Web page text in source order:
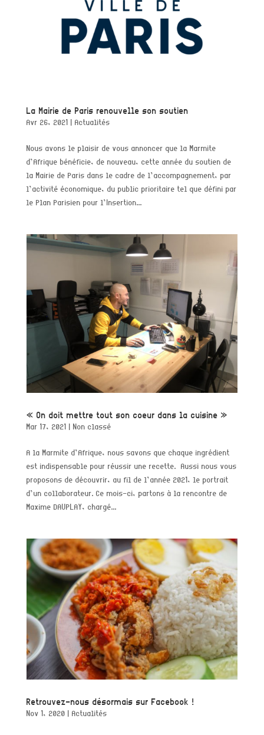
La Mairie de Paris renouvelle son soutien
Avr 26, 2021 | Actualités
Nous avons le plaisir de vous annoncer que la Marmite
d’Afrique bénéficie, de nouveau, cette année du soutien de
la Mairie de Paris dans le cadre de l’accompagnement, par
l’activité économique, du public prioritaire tel que défini par
le Plan Parisien pour l’Insertion...
« On doit mettre tout son coeur dans la cuisine »
Mar 17, 2021 | Non classé
A la Marmite d’Afrique, nous savons que chaque ingrédient
est indispensable pour réussir une recette. Aussi nous vous
proposons de découvrir, au fil de l’année 2021, le portrait
d’un collaborateur. Ce mois-ci, partons à la rencontre de
Maxime DAUPLAY, chargé...
Retrouvez-nous désormais sur Facebook !
Nov 1, 2020 | Actualités